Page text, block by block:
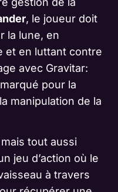
, le joueur doit
la lune, en
et en luttant contre
avec Gravitar:
pour la
manipulation de la
tout aussi
jeu d’action où le
à travers